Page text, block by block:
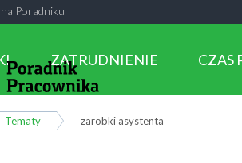
Poradniku
ZATRUDNIENIE CZAS
Tematy zarobki asystenta